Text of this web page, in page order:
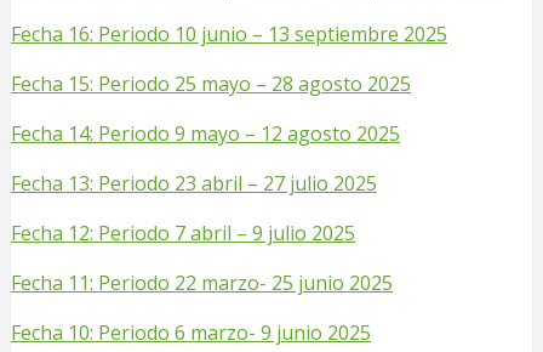
Fecha 16: Periodo 10 junio – 13 septiembre 2025
Fecha 15: Periodo 25 mayo – 28 agosto 2025
Fecha 14: Periodo 9 mayo – 12 agosto 2025
Fecha 13: Periodo 23 abril – 27 julio 2025
Fecha 12: Periodo 7 abril – 9 julio 2025
Fecha 11: Periodo 22 marzo- 25 junio 2025
Fecha 10: Periodo 6 marzo- 9 junio 2025